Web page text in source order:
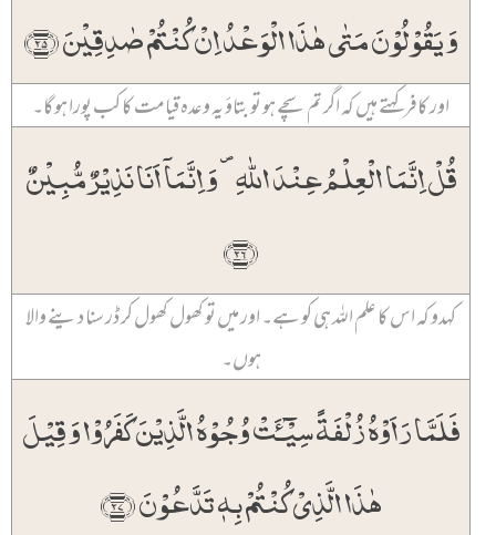
وَ یَقُوۡلُوۡنَ مَتٰی ہٰذَا الۡوَعۡدُ اِنۡ کُنۡتُمۡ صٰدِقِیۡنَ ﴿۲۵﴾
اور کافر کہتے ہیں کہ اگر تم سچے ہو تو بتاؤ یہ وعدہ قیامت کا کب پورا ہو گا۔
قُلۡ اِنَّمَا الۡعِلۡمُ عِنۡدَ اللّٰہِ ۪ وَ اِنَّمَاۤ اَنَا نَذِیۡرٌ مُّبِیۡنٌ
﴿۲۶﴾
کہدو کہ اس کا علم اللہ ہی کو ہے۔ اور میں تو کھول کھول کر ڈر سنا دینے والا
ہوں۔
فَلَمَّا رَاَوۡہُ زُلۡفَۃً سِیۡٓـَٔتۡ وُجُوۡہُ الَّذِیۡنَ کَفَرُوۡا وَ قِیۡلَ
ہٰذَا الَّذِیۡ کُنۡتُمۡ بِہٖ تَدَّعُوۡنَ ﴿۲۷﴾